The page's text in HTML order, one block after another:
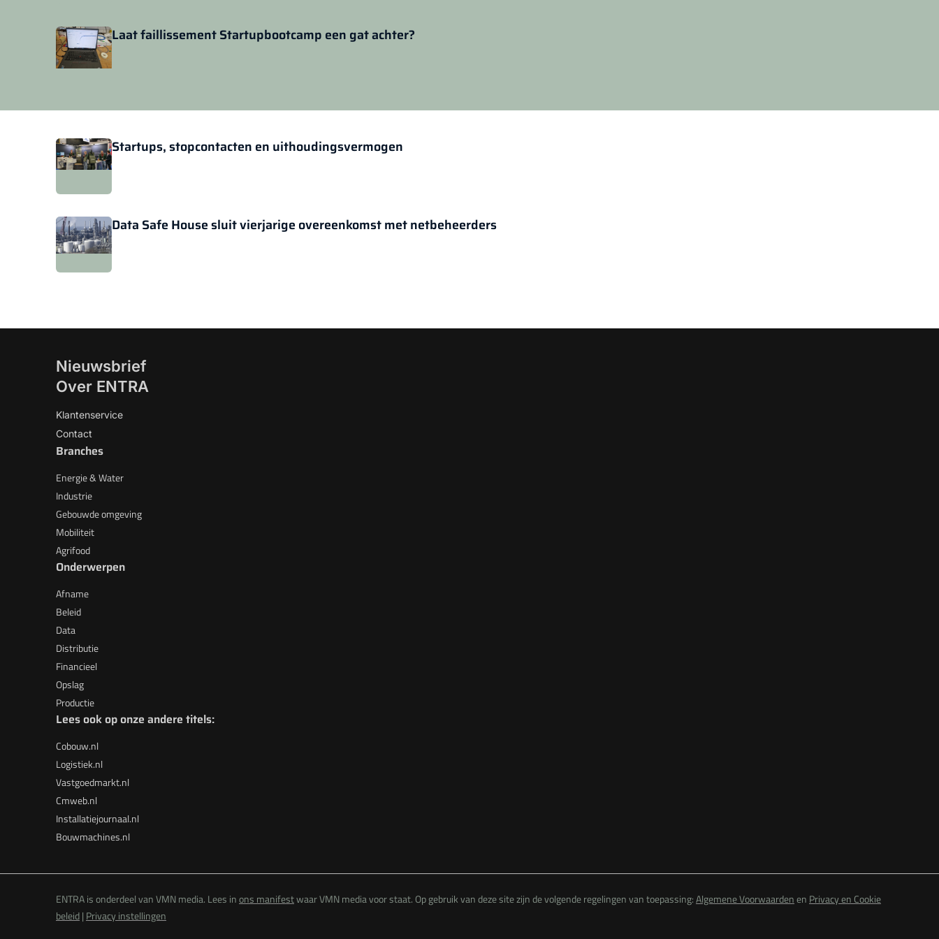
Laat faillissement Startupbootcamp een gat achter?
Startups, stopcontacten en uithoudingsvermogen
Data Safe House sluit vierjarige overeenkomst met netbeheerders
Nieuwsbrief
Over ENTRA
Klantenservice
Contact
Branches
Energie & Water
Industrie
Gebouwde omgeving
Mobiliteit
Agrifood
Onderwerpen
Afname
Beleid
Data
Distributie
Financieel
Opslag
Productie
Lees ook op onze andere titels:
Cobouw.nl
Logistiek.nl
Vastgoedmarkt.nl
Cmweb.nl
Installatiejournaal.nl
Bouwmachines.nl
ENTRA is onderdeel van VMN media. Lees inons manifestwaar VMN media voor staat. Op gebruik van deze site zijn de volgende regelingen van toepassing:Algemene Voorwaardenen Privacy en Cookie
beleid| Privacy instellingen